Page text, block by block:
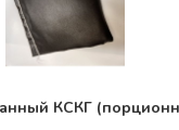
КСКГ